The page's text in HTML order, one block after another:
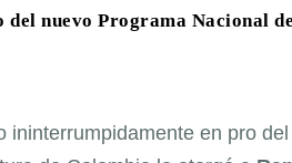
nuevo Programa Nacional
ininterrumpidamente en pro